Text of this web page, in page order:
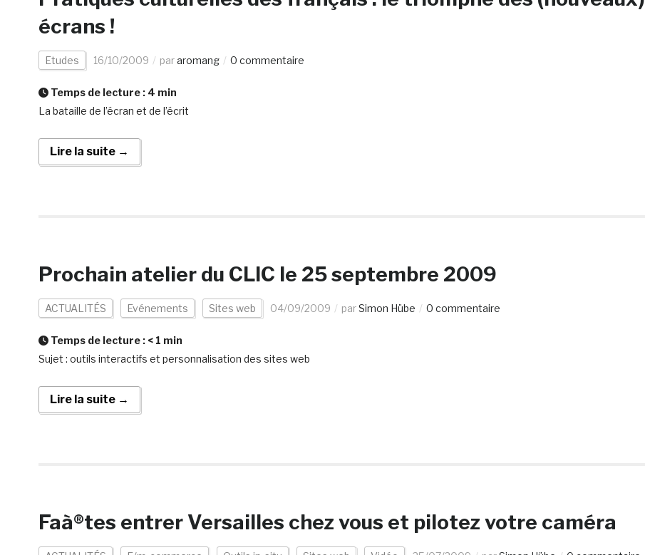
écrans !
Etudes 16/10/2009 pararomang 0 commentaire
Temps de lecture : 4 min
La bataille de l’écran et de l’écrit
Lire la suite →
Prochain atelier du CLIC le 25 septembre 2009
ACTUALITÉS Evénements Sites web 04/09/2009 parSimon Hübe 0 commentaire
Temps de lecture : < 1 min
Sujet : outils interactifs et personnalisation des sites web
Lire la suite →
Faà®tes entrer Versailles chez vous et pilotez votre caméra